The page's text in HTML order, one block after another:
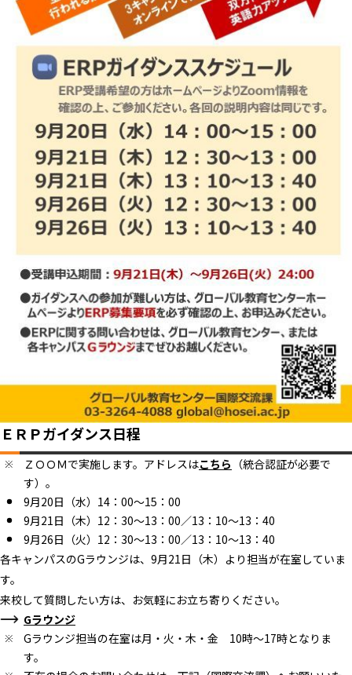
ＥＲＰガイダンス日程
ＺＯＯＭで実施します。アドレスはこちら （統合認証が必要で
す）。
9月20日（水）14：00～15：00
9月21日（木）12：30～13：00／13：10～13：40
9月26日（火）12：30～13：00／13：10～13：40
各キャンパスのGラウンジは、9月21日（木）より担当が在室していま
す。
来校して質問したい方は、お気軽にお立ち寄りください。
Gラウンジ
Gラウンジ担当の在室は月・火・木・金 10時～17時となりま
す。